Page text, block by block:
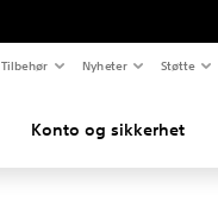
Tilbehør Nyheter Støtte
Konto og sikkerhet